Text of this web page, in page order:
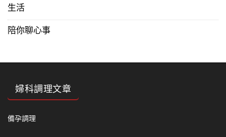
生活
陪你聊心事
婦科調理文章
備孕調理